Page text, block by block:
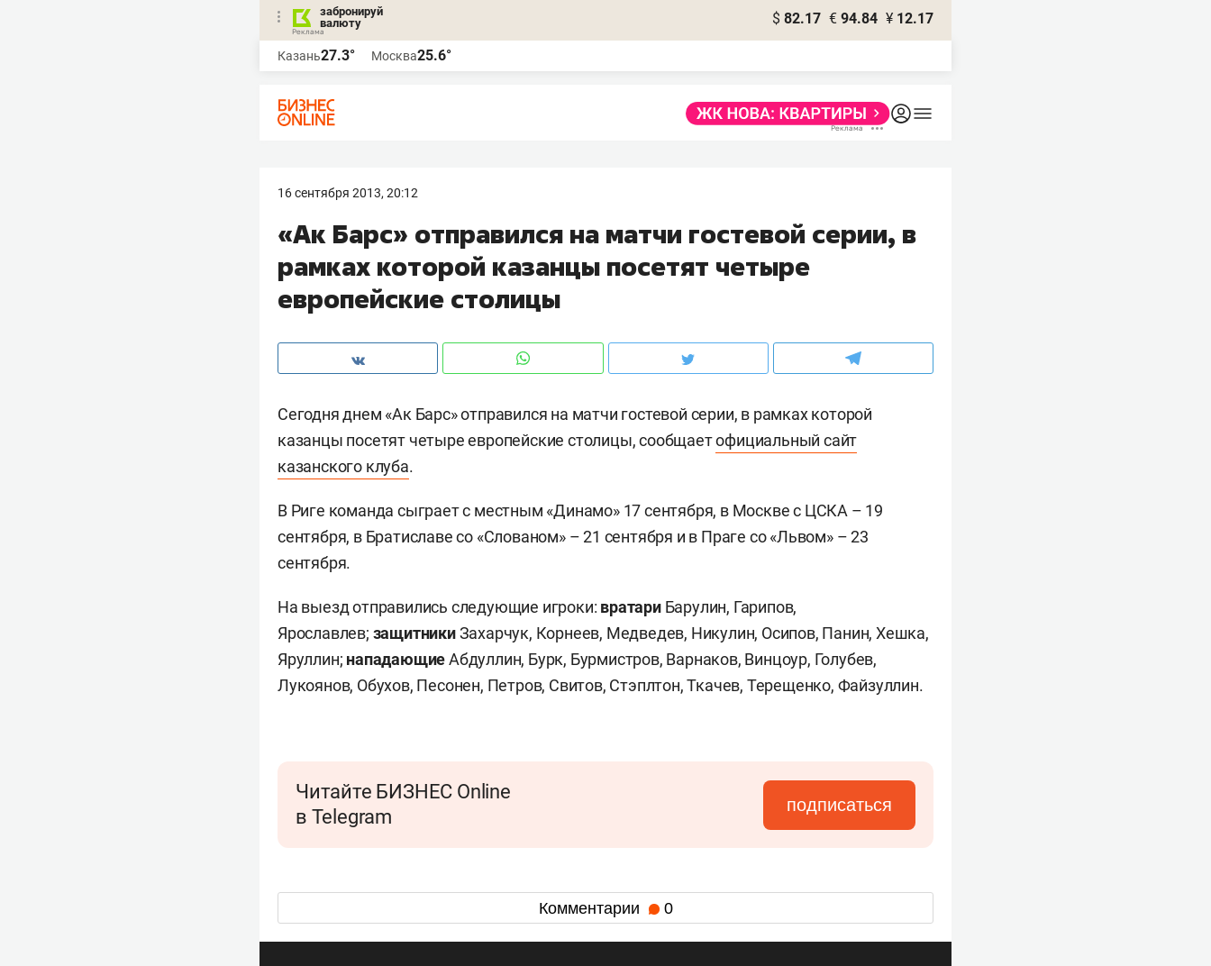
забронируй
валюту
$ 82.17 € 94.84 ¥ 12.17
Казань27.3° Москва25.6°
16 сентября 2013, 20:12
«Ак Барс» отправился на матчи гостевой серии, в
рамках которой казанцы посетят четыре
европейские столицы
Сегодня днем «Ак Барс» отправился на матчи гостевой серии, в рамках которой
казанцы посетят четыре европейские столицы, сообщаетофициальный сайт
казанского клуба.
В Риге команда сыграет с местным «Динамо» 17 сентября, в Москве с ЦСКА – 19
сентября, в Братиславе со «Слованом» – 21 сентября и в Праге со «Львом» – 23
сентября.
На выезд отправились следующие игроки: вратари Барулин, Гарипов,
Ярославлев; защитникиЗахарчук, Корнеев, Медведев, Никулин, Осипов, Панин, Хешка,
Яруллин; нападающиеАбдуллин, Бурк, Бурмистров, Варнаков, Винцоур, Голубев,
Лукоянов, Обухов, Песонен, Петров, Свитов, Стэплтон, Ткачев, Терещенко, Файзуллин.
Читайте БИЗНЕС Online
в Telegram
подписаться
Комментарии 0